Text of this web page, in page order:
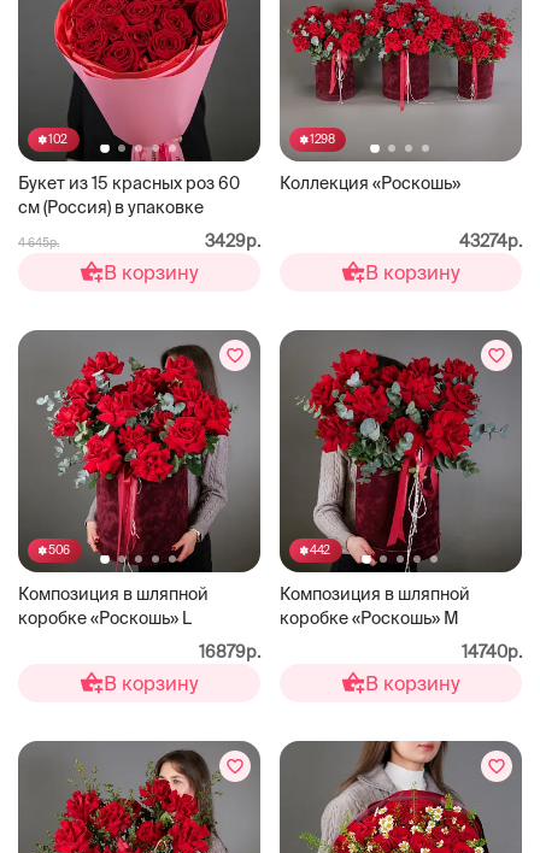
102
Букет из 15 красных роз 60
см (Россия) в упаковке
4 645р. 3429р.
В корзину
1298
Коллекция «Роскошь»
43274р.
В корзину
506
Композиция в шляпной
коробке «Роскошь» L
16879р.
В корзину
442
Композиция в шляпной
коробке «Роскошь» М
14740р.
В корзину